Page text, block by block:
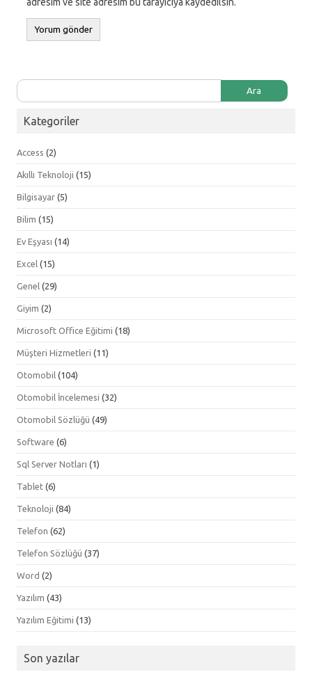
Arama:
Kategoriler
Access (2)
Akıllı Teknoloji (15)
Bilgisayar (5)
Bilim (15)
Ev Eşyası (14)
Excel (15)
Genel (29)
Giyim (2)
Microsoft Office Eğitimi (18)
Müşteri Hizmetleri (11)
Otomobil (104)
Otomobil İncelemesi (32)
Otomobil Sözlüğü (49)
Software (6)
Sql Server Notları (1)
Tablet (6)
Teknoloji (84)
Telefon (62)
Telefon Sözlüğü (37)
Word (2)
Yazılım (43)
Yazılım Eğitimi (13)
Son yazılar